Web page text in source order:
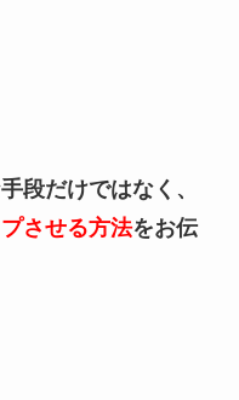
段だけではなく、
させる方法をお伝